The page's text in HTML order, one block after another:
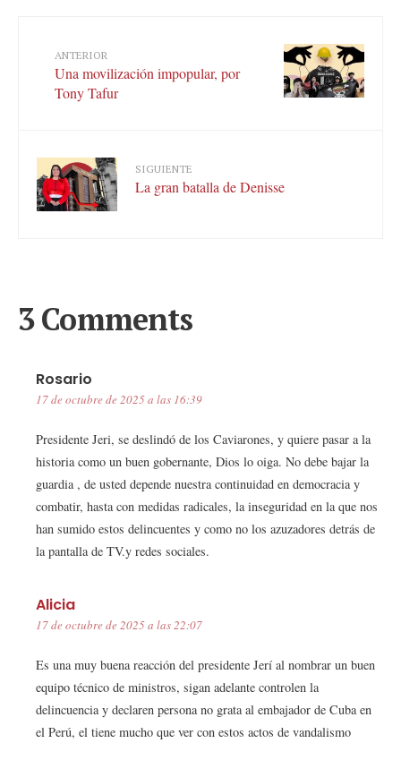
ANTERIOR
Una movilización impopular, por
Tony Tafur
SIGUIENTE
La gran batalla de Denisse
3 Comments
Rosario
17 de octubre de 2025 a las 16:39
Presidente Jeri, se deslindó de los Caviarones, y quiere pasar a la
historia como un buen gobernante, Dios lo oiga. No debe bajar la
guardia , de usted depende nuestra continuidad en democracia y
combatir, hasta con medidas radicales, la inseguridad en la que nos
han sumido estos delincuentes y como no los azuzadores detrás de
la pantalla de TV.y redes sociales.
Alicia
17 de octubre de 2025 a las 22:07
Es una muy buena reacción del presidente Jerí al nombrar un buen
equipo técnico de ministros, sigan adelante controlen la
delincuencia y declaren persona no grata al embajador de Cuba en
el Perú, el tiene mucho que ver con estos actos de vandalismo